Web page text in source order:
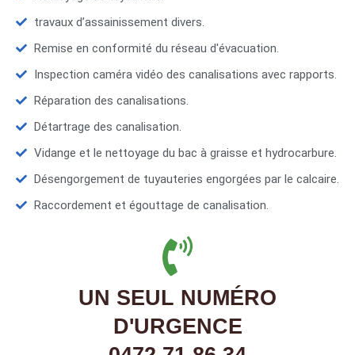
travaux d’assainissement divers.
Remise en conformité du réseau d'évacuation.
Inspection caméra vidéo des canalisations avec rapports.
Réparation des canalisations.
Détartrage des canalisation.
Vidange et le nettoyage du bac à graisse et hydrocarbure.
Désengorgement de tuyauteries engorgées par le calcaire.
Raccordement et égouttage de canalisation.
UN SEUL NUMÉRO
D'URGENCE